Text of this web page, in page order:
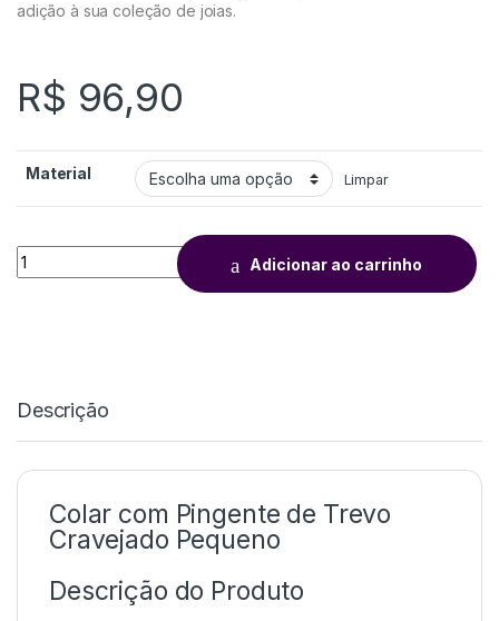
adição à sua coleção de joias.
R$ 96,90
Material Limpar
Adicionar ao carrinho
Descrição
Colar com Pingente de Trevo
Cravejado Pequeno
Descrição do Produto